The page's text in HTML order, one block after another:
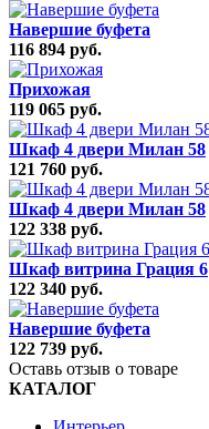
Навершие буфета
116 894 руб.
Прихожая
119 065 руб.
Шкаф 4 двери Милан 58
121 760 руб.
Шкаф 4 двери Милан 58
122 338 руб.
Шкаф витрина Грация 6
122 340 руб.
Навершие буфета
122 739 руб.
Оставь отзыв о товаре
КАТАЛОГ